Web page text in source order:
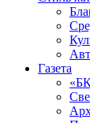
Газета